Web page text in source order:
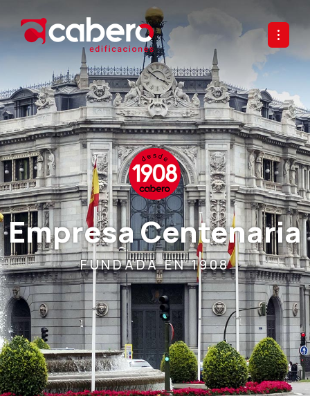
FUNDADA EN 1908
Empresa Centenaria